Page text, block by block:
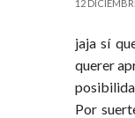
12
jaja sí
querer
Por